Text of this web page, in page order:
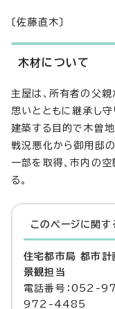
〔佐藤直木〕
木材について
主屋は、所有者の父
思いとともに継承し守
建築する目的で木曽
戦況悪化から御用邸
一部を取得、市内の
る。
このページに関す
住宅都市局 都市計
景観担当
電話番号：052-
972-4485